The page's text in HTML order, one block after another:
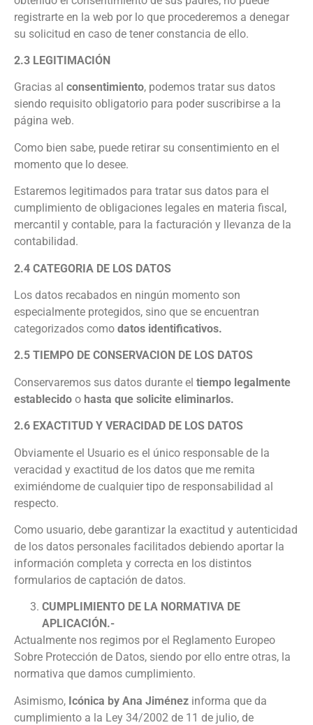
registrarte en la web por lo que procederemos a denegar
su solicitud en caso de tener constancia de ello.
2.3 LEGITIMACIÓN
Gracias al consentimiento, podemos tratar sus datos
siendo requisito obligatorio para poder suscribirse a la
página web.
Como bien sabe, puede retirar su consentimiento en el
momento que lo desee.
Estaremos legitimados para tratar sus datos para el
cumplimiento de obligaciones legales en materia fiscal,
mercantil y contable, para la facturación y llevanza de la
contabilidad.
2.4 CATEGORIA DE LOS DATOS
Los datos recabados en ningún momento son
especialmente protegidos, sino que se encuentran
categorizados como datos identificativos.
2.5 TIEMPO DE CONSERVACION DE LOS DATOS
Conservaremos sus datos durante el tiempo legalmente
establecido o hasta que solicite eliminarlos.
2.6 EXACTITUD Y VERACIDAD DE LOS DATOS
Obviamente el Usuario es el único responsable de la
veracidad y exactitud de los datos que me remita
eximiéndome de cualquier tipo de responsabilidad al
respecto.
Como usuario, debe garantizar la exactitud y autenticidad
de los datos personales facilitados debiendo aportar la
información completa y correcta en los distintos
formularios de captación de datos.
CUMPLIMIENTO DE LA NORMATIVA DE
APLICACIÓN.-
Actualmente nos regimos por el Reglamento Europeo
Sobre Protección de Datos, siendo por ello entre otras, la
normativa que damos cumplimiento.
Asimismo, Icónica by Ana Jiménez informa que da
cumplimiento a la Ley 34/2002 de 11 de julio, de